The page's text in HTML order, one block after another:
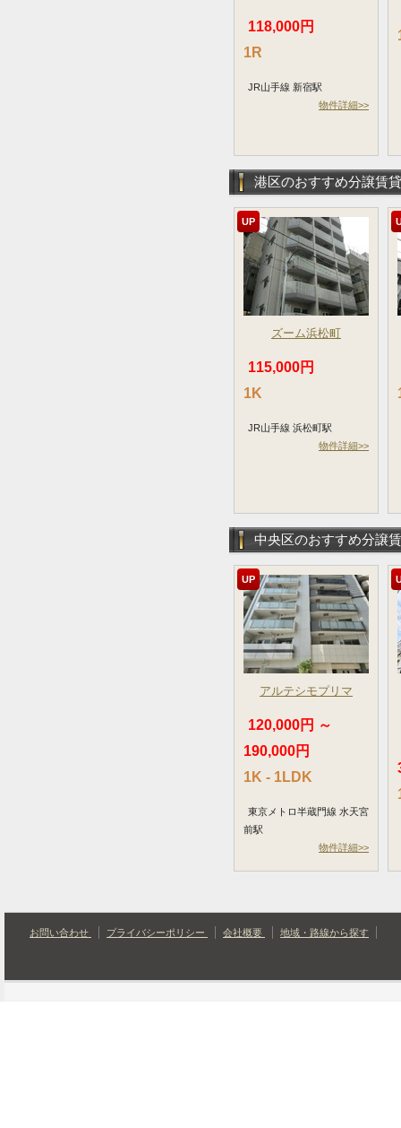
118,000円
1R
JR山手線 新宿駅
物件詳細>>
港区のおすすめ分譲賃
UP
ズーム浜松町
115,000円
1K
JR山手線 浜松町駅
物件詳細>>
中央区のおすすめ分譲
UP
アルテシモプリマ
120,000円 ～
190,000円
1K - 1LDK
東京メトロ半蔵門線 水天宮
前駅
物件詳細>>
お問い合わせ プライバシーポリシー 会社概要 地域・路線から探す